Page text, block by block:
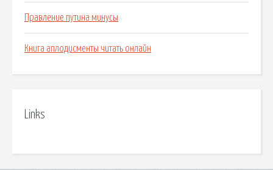
Правление путина минусы
Книга аплодисменты читать онлайн
Links